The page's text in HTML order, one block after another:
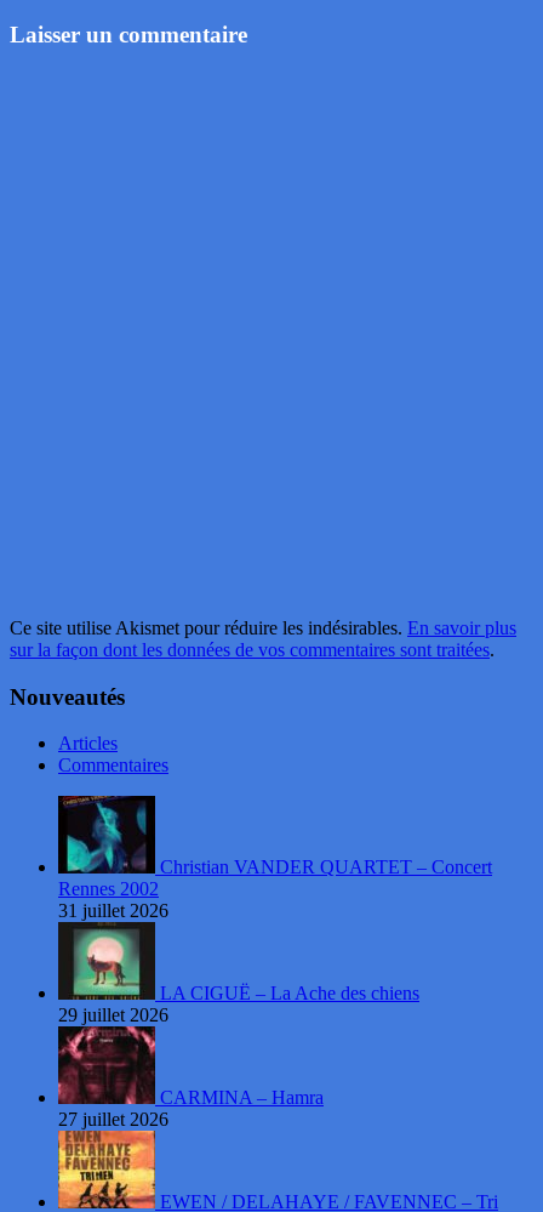
Laisser un commentaire
Ce site utilise Akismet pour réduire les indésirables. En savoir plus
sur la façon dont les données de vos commentaires sont traitées.
Nouveautés
Articles
Commentaires
Christian VANDER QUARTET – Concert
Rennes 2002
31 juillet 2026
LA CIGUË – La Ache des chiens
29 juillet 2026
CARMINA – Hamra
27 juillet 2026
EWEN / DELAHAYE / FAVENNEC – Tri